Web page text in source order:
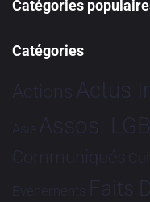
Catégories
Catégories
Actions Actus
Asie Assos.
Communiqués
Evénements Faits